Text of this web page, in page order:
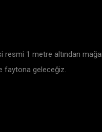
resmi 1 metre altından
faytona geleceğiz.